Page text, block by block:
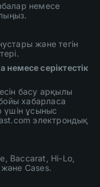
немесе
және тегін
немесе серіктестік
басу арқылы
хабарласа
үшін ұсыныс
электрондық
Baccarat, Hi-Lo,
Cases.